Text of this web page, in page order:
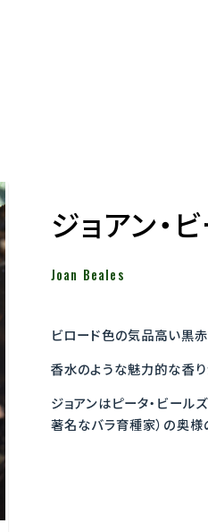
ジョアン・
Joan Beales
ビロード色の気品高い黒
香水のような魅力的な香り
ジョアンはピータ・ビール
著名なバラ育種家）の奥様